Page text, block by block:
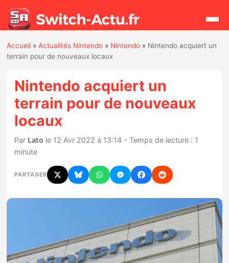
Actualités
Jeux
Hardware
Mises à jour
Chiffres de ventes
Nintendo Direct
Accueil »Actualités Nintendo » Nintendo » Nintendo acquiert un
terrain pour de nouveaux locaux
Nintendo acquiert un
terrain pour de nouveaux
locaux
Par Lato le 12 Avr 2022 à 13:14 - Temps de lecture : 1
minute
PARTAGER